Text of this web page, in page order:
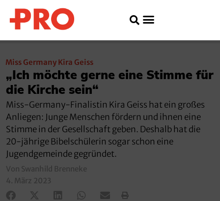
Miss Germany Kira Geiss
„Ich möchte gerne eine Stimme für
die Kirche sein“
Miss-Germany-Finalistin Kira Geiss hat ein großes
Anliegen: Junge Menschen fördern und ihnen eine
Stimme in der Gesellschaft geben. Deshalb hat die
20-jährige Bibelschülerin sogar schon eine
Jugendgemeinde gegründet.
Von Swanhild Brenneke
4. März 2023